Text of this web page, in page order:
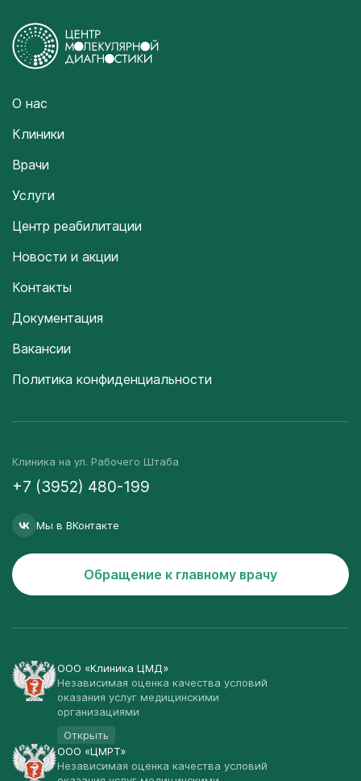
О нас
Клиники
Врачи
Услуги
Центр реабилитации
Новости и акции
Контакты
Документация
Вакансии
Политика конфиденциальности
Клиника на ул. Рабочего Штаба
+7 (3952) 480-199
Мы в ВКонтакте
Обращение к главному врачу
ООО «Клиника ЦМД»
Независимая оценка качества условий
оказания услуг медицинскими
организациями
Открыть
ООО «ЦМРТ»
Независимая оценка качества условий